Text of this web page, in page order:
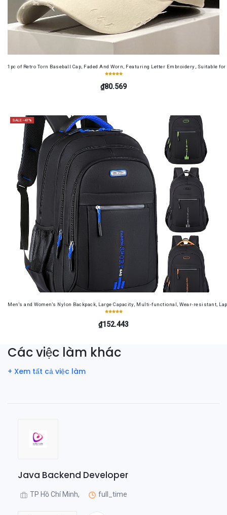
1pc of Retro Torn Baseball Cap, Faded And Worn, Featuring Letter Embroidery, Suitable
₫80.569
SALE -47%
Men's and Women's Nylon Backpack, Large Capacity, Multi-functional, Wear-resistant,
₫152.443
Các việc làm khác
+ Xem tất cả việc làm
Java Backend Developer
TP Hồ Chí Minh, full_time